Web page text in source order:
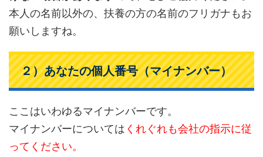
本人の名前以外の、扶養の方の名前のフリガナもお
願いしますね。
２）あなたの個人番号（マイナンバー）
ここはいわゆるマイナンバーです。
マイナンバーについては くれぐれも会社の指示に従
ってください。